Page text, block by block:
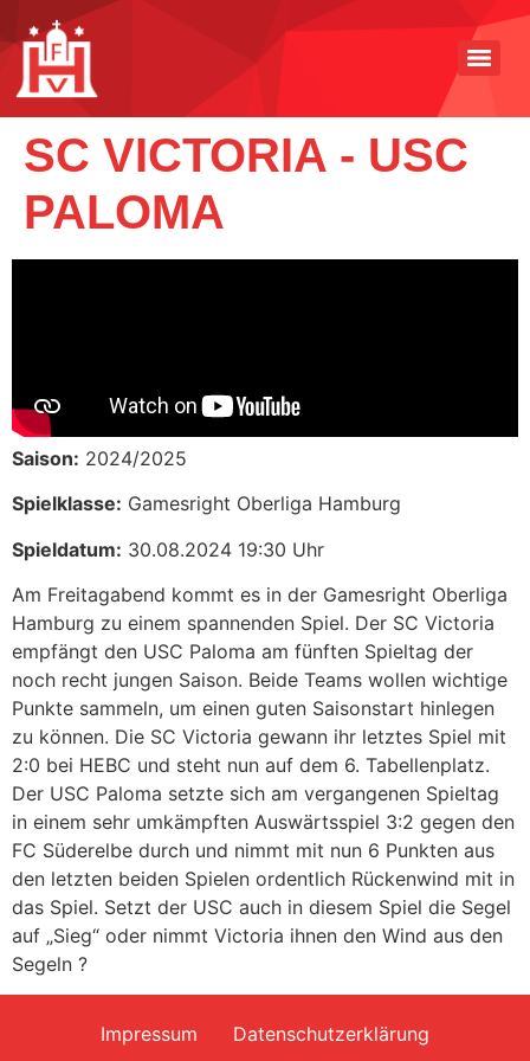
SC VICTORIA - USC
PALOMA
Saison: 2024/2025
Spielklasse: Gamesright Oberliga Hamburg
Spieldatum: 30.08.2024 19:30 Uhr
Am Freitagabend kommt es in der Gamesright Oberliga
Hamburg zu einem spannenden Spiel. Der SC Victoria
empfängt den USC Paloma am fünften Spieltag der
noch recht jungen Saison. Beide Teams wollen wichtige
Punkte sammeln, um einen guten Saisonstart hinlegen
zu können. Die SC Victoria gewann ihr letztes Spiel mit
2:0 bei HEBC und steht nun auf dem 6. Tabellenplatz.
Der USC Paloma setzte sich am vergangenen Spieltag
in einem sehr umkämpften Auswärtsspiel 3:2 gegen den
FC Süderelbe durch und nimmt mit nun 6 Punkten aus
den letzten beiden Spielen ordentlich Rückenwind mit in
das Spiel. Setzt der USC auch in diesem Spiel die Segel
auf „Sieg“ oder nimmt Victoria ihnen den Wind aus den
Segeln ?
Impressum
Datenschutzerklärung